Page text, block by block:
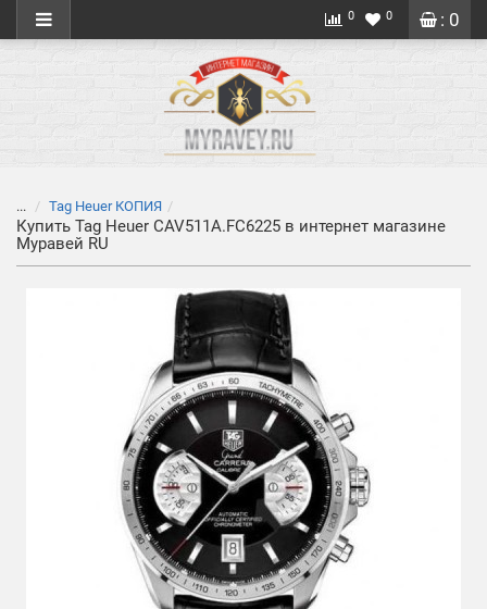
: 0
0 0
... Tag Heuer КОПИЯ
Купить Tag Heuer CAV511A.FC6225 в интернет магазине
Муравей RU